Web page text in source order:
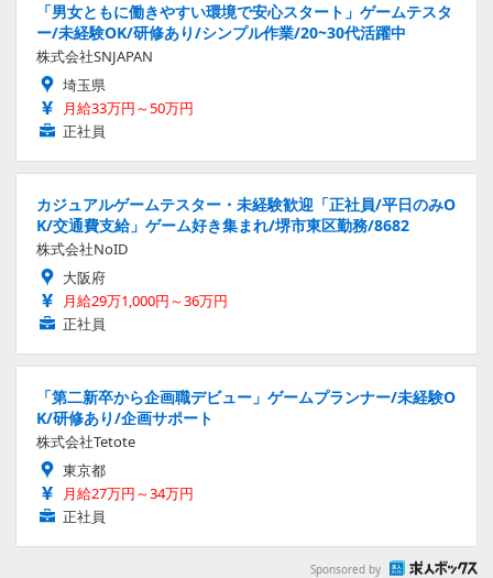
「男女ともに働きやすい環境で安心スタート」ゲームテスタ
ー/未経験OK/研修あり/シンプル作業/20~30代活躍中
株式会社SNJAPAN
埼玉県
月給33万円～50万円
正社員
カジュアルゲームテスター・未経験歓迎「正社員/平日のみO
K/交通費支給」ゲーム好き集まれ/堺市東区勤務/8682
株式会社NoID
大阪府
月給29万1,000円～36万円
正社員
「第二新卒から企画職デビュー」ゲームプランナー/未経験O
K/研修あり/企画サポート
株式会社Tetote
東京都
月給27万円～34万円
正社員
Sponsored by